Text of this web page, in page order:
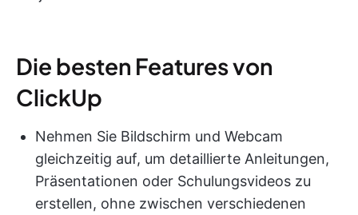
Die besten Features von
ClickUp
Nehmen Sie Bildschirm und Webcam
gleichzeitig auf, um detaillierte Anleitungen,
Präsentationen oder Schulungsvideos zu
erstellen, ohne zwischen verschiedenen